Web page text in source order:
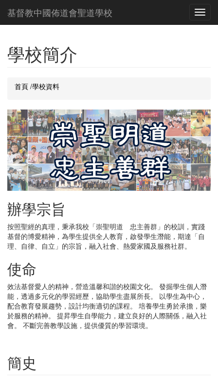
基督教中國佈道會聖道學校
學校簡介
首頁 /學校資料
辦學宗旨
按照聖經的真理，秉承我校「崇聖明道 忠主善群」的校訓，實踐
基督的博愛精神，為學生提供全人教育，啟發學生潛能，期達「自
理、自律、自立」的宗旨，融入社會、熱愛家國及服務社群。
使命
效法基督愛人的精神，營造溫馨和諧的校園文化。 發掘學生個人潛
能，透過多元化的學習經歷，協助學生盡展所長。 以學生為中心，
配合教育發展趨勢，設計均衡適切的課程。 培養學生勇於承擔，樂
於服務的精神。 提昇學生自學能力，建立良好的人際關係，融入社
會。 不斷完善教學設施，提供優質的學習環境。
簡史